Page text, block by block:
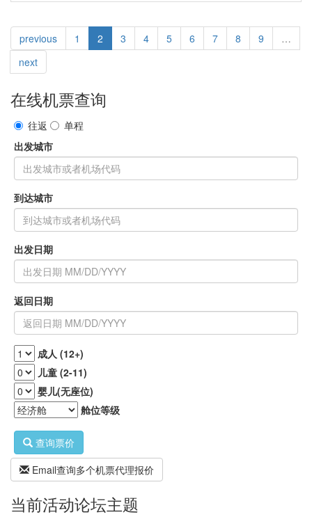
previous 1 2 3 4 5 6 7 8 9
…
next
在线机票查询
往返
单程
出发城市
到达城市
出发日期
返回日期
成人 (12+)
儿童 (2-11)
婴儿(无座位)
舱位等级
查询票价
Email查询多个机票代理报价
当前活动论坛主题